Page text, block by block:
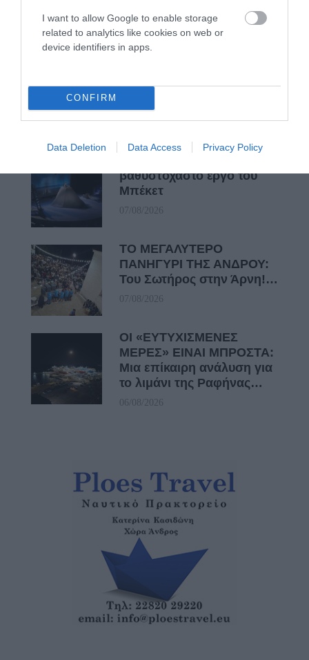
I want to allow Google to enable storage
related to analytics like cookies on web or
device identifiers in apps.
CONFIRM
Data Deletion Data Access Privacy Policy
08/08/2026
ΗΜΕΡΩΝ: Παγοποιείο
βαθυστόχαστο έργο του
Μπέκετ
07/08/2026
ΤΟ ΜΕΓΑΛΥΤΕΡΟ
ΠΑΝΗΓΥΡΙ ΤΗΣ ΑΝΔΡΟΥ:
Του Σωτήρος στην Άρνη!…
07/08/2026
ΟΙ «ΕΥΤΥΧΙΣΜΕΝΕΣ
ΜΕΡΕΣ» ΕΙΝΑΙ ΜΠΡΟΣΤΑ:
Μια επίκαιρη ανάλυση για
το λιμάνι της Ραφήνας…
06/08/2026